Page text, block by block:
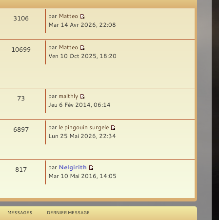
3106 par Matteo
Mar 14 Avr 2026, 22:08
10699 par Matteo
Ven 10 Oct 2025, 18:20
73 par maithly
Jeu 6 Fév 2014, 06:14
6897 par le pingouin surgele
Lun 25 Mai 2026, 22:34
817 par Nelgirith
Mar 10 Mai 2016, 14:05
MESSAGES DERNIER MESSAGE